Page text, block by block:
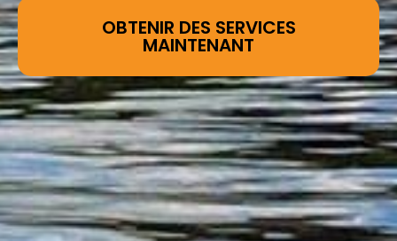
OBTENIR DES SERVICES
MAINTENANT